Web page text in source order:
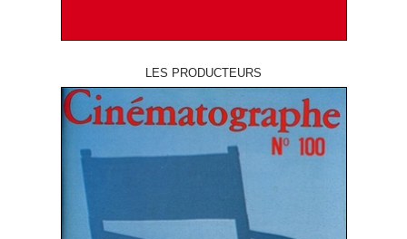
LES PRODUCTEURS